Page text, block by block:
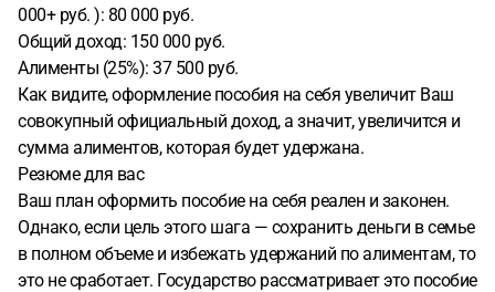
000+ руб. ): 80 000 руб.
Общий доход: 150 000 руб.
Алименты (25%): 37 500 руб.
Как видите, оформление пособия на себя увеличит Ваш
совокупный официальный доход, а значит, увеличится и
сумма алиментов, которая будет удержана.
Резюме для вас
Ваш план оформить пособие на себя реален и законен.
Однако, если цель этого шага — сохранить деньги в семье
в полном объеме и избежать удержаний по алиментам, то
это не сработает. Государство рассматривает это пособие